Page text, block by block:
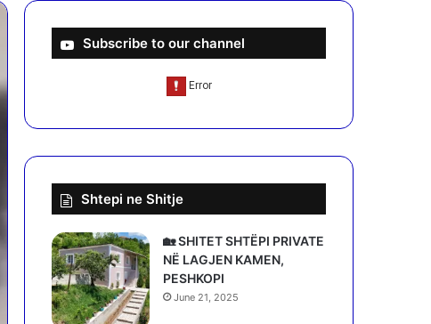
Subscribe to our channel
Shtepi ne Shitje
🏡 SHITET SHTËPI PRIVATE
NË LAGJEN KAMEN,
PESHKOPI
June 21, 2025